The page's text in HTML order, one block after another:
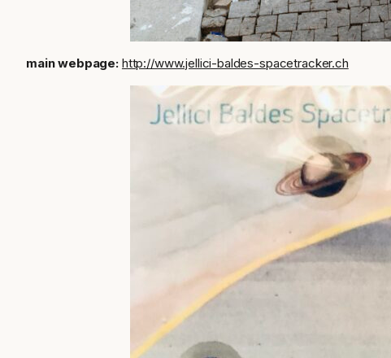
main webpage: http://www.jellici-baldes-spacetracker.ch